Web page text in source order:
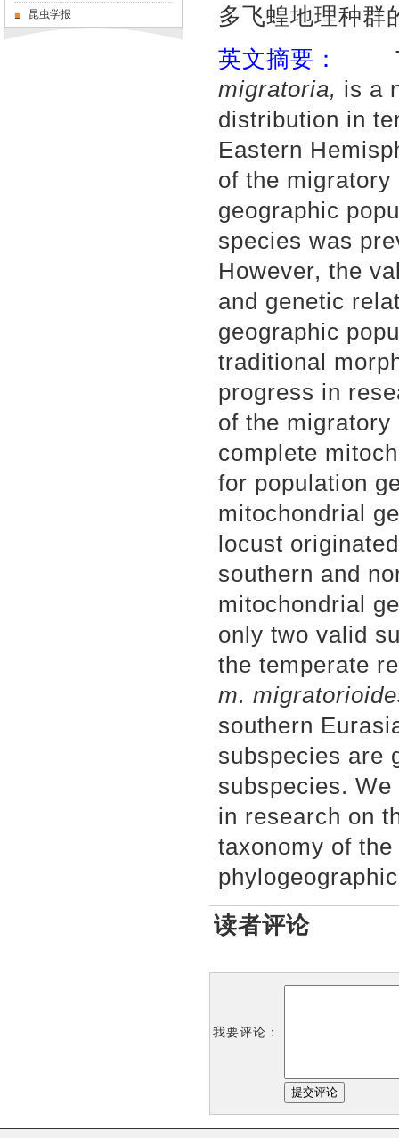
昆虫学报
多飞蝗地理种群
英文摘要：
migratoria, is a
distribution in
Eastern
of the
geographic
species was
However, the
and genetic
geographic
traditional
progress in
of the
complete
for population
mitochondrial
locust
southern and
mitochondrial
only two valid
the temperate
m.
southern
subspecies are
subspecies.
in research on
taxonomy of
读者评论
我要评论：